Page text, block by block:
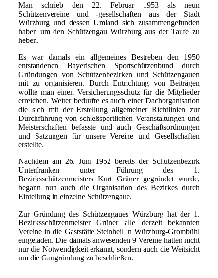
Man schrieb den 22. Februar 1953 als neun
Schützenvereine und -gesellschaften aus der Stadt
Würzburg und dessen Umland sich zusammengefunden
haben um den Schützengau Würzburg aus der Taufe zu
heben.
Es war damals ein allgemeines Bestreben den 1950
entstandenen Bayerischen Sportschützenbund durch
Gründungen von Schützenbezirken und Schützengauen
mit zu organisieren. Durch Entrichtung von Beiträgen
wollte man einen Versicherungsschutz für die Mitglieder
erreichen. Weiter bedurfte es auch einer Dachorganisation
die sich mit der Erstellung allgemeiner Richtlinien zur
Durchführung von schießsportlichen Veranstaltungen und
Meisterschaften befasste und auch Geschäftsordnungen
und Satzungen für unsere Vereine und Gesellschaften
erstellte.
Nachdem am 26. Juni 1952 bereits der Schützenbezirk
Unterfranken unter Führung des 1.
Bezirksschützenmeisters Kurt Grüner gegründet wurde,
begann nun auch die Organisation des Bezirkes durch
Einteilung in einzelne Schützengaue.
Zur Gründung des Schützengaues Würzburg hat der 1.
Bezirksschützenmeister Grüner alle derzeit bekannten
Vereine in die Gaststätte Steinheil in Würzburg-Grombühl
eingeladen. Die damals anwesenden 9 Vereine hatten nicht
nur die Notwendigkeit erkannt, sondern auch die Weitsicht
um die Gaugründung zu beschließen.